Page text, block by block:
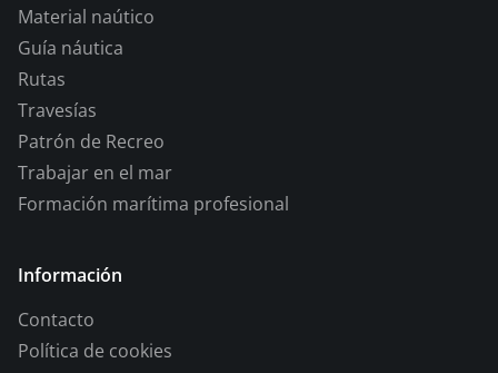
Material naútico
Guía náutica
Rutas
Travesías
Patrón de Recreo
Trabajar en el mar
Formación marítima profesional
Información
Contacto
Política de cookies